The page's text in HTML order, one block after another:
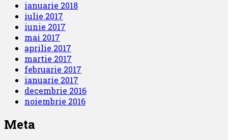
ianuarie 2018
iulie 2017
iunie 2017
mai 2017
aprilie 2017
martie 2017
februarie 2017
ianuarie 2017
decembrie 2016
noiembrie 2016
Meta